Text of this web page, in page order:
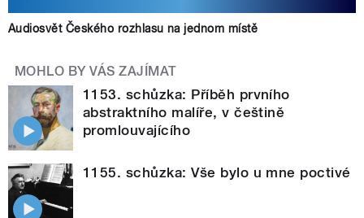
Audiosvět Českého rozhlasu na jednom místě
MOHLO BY VÁS ZAJÍMAT
1153. schůzka: Příběh prvního
abstraktního malíře, v češtině
promlouvajícího
1155. schůzka: Vše bylo u mne poctivé